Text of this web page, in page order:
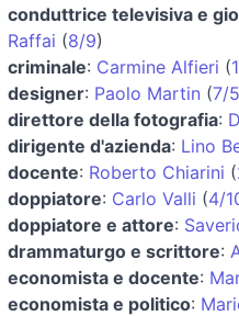
conduttrice televisiva e
Raffai (8/9)
criminale: Carmine Alfieri (
designer: Paolo Martin (7/5
direttore della fotografia:
dirigente d'azienda: Lino
docente: Roberto Chiarini (
doppiatore: Carlo Valli (4/
doppiatore e attore:
drammaturgo e scrittore:
economista e docente:
economista e politico: